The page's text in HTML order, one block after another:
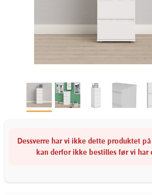
Dessverre har vi ikke dette produktet
kan derfor ikke bestilles før vi har